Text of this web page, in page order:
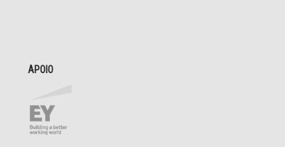
APOIO